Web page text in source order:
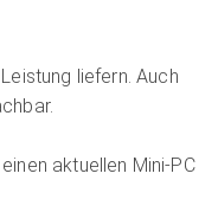
liefern. Auch
einen aktuellen Mini-PC